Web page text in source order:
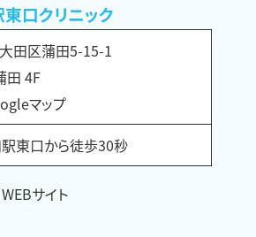
口クリニック
田区蒲田5-15-1
田 4F
マップ
東口から徒歩30秒
WEBサイト